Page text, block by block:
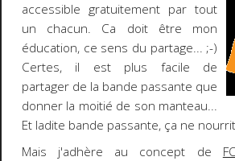
accessible gratuitement par tout
un chacun. Ca doit être mon
éducation, ce sens du partage... ;-)
Certes, il est plus facile de
partager de la bande passante que
donner la moitié de son manteau...
Et ladite bande passante, ça ne
Mais j'adhère au concept de